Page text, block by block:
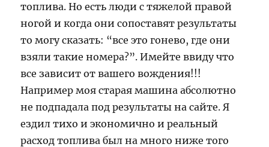
топлива. Но есть люди с тяжелой правой
ногой и когда они сопоставят результаты
то могу сказать: “все это гонево, где они
взяли такие номера?”. Имейте ввиду что
все зависит от вашего вождения!!!
Например моя старая машина абсолютно
не подпадала под результаты на сайте. Я
ездил тихо и экономично и реальный
расход топлива был на много ниже того